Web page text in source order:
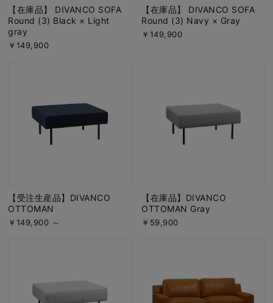
【在庫品】 DIVANCO SOFA
Round (3) Black × Light
gray
￥149,900
【在庫品】 DIVANCO SOFA
Round (3) Navy × Gray
￥149,900
【受注生産品】DIVANCO
OTTOMAN
￥149,900 ～
【在庫品】DIVANCO
OTTOMAN Gray
￥59,900